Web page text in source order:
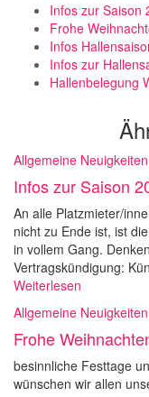
Infos zur Saison
Frohe
Infos
Infos zur
Hallenbelegung
Allgemeine Neuigkeiten
Infos zur Saison
An alle Platzmieter/
nicht zu Ende ist, ist
in vollem Gang.
Vertragskündigung:
Weiterlesen
Allgemeine Neuigkeiten
Frohe
besinnliche Festtage
wünschen wir allen